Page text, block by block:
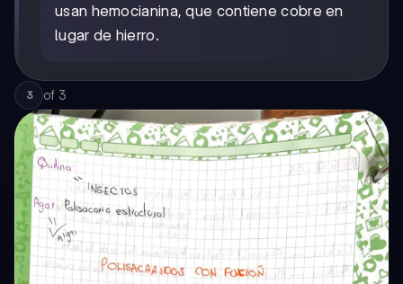
usan hemocianina, que contiene cobre en
lugar de hierro.
3 of 3